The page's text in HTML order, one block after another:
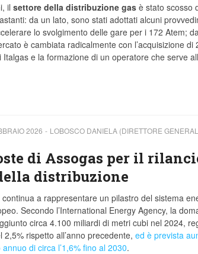
il settore della distribuzione gasè stato scosso
da un lato, sono stati adottati alcuni
lo svolgimento delle gare per i 172 Atem;
è cambiata radicalmente con l’acquisizione di
e la formazione di un operatore che serve
2026
LOBOSCO DANIELA (DIRETTORE
di Assogas per il
distribuzione
continua a rappresentare un pilastro del sistema
Secondo l’International Energy Agency, la
circa 4.100 miliardi di metri cubi nel 2024,
2,5% rispetto all’anno precedente, ed è prevista
di circa l’1,6% fino al 2030.